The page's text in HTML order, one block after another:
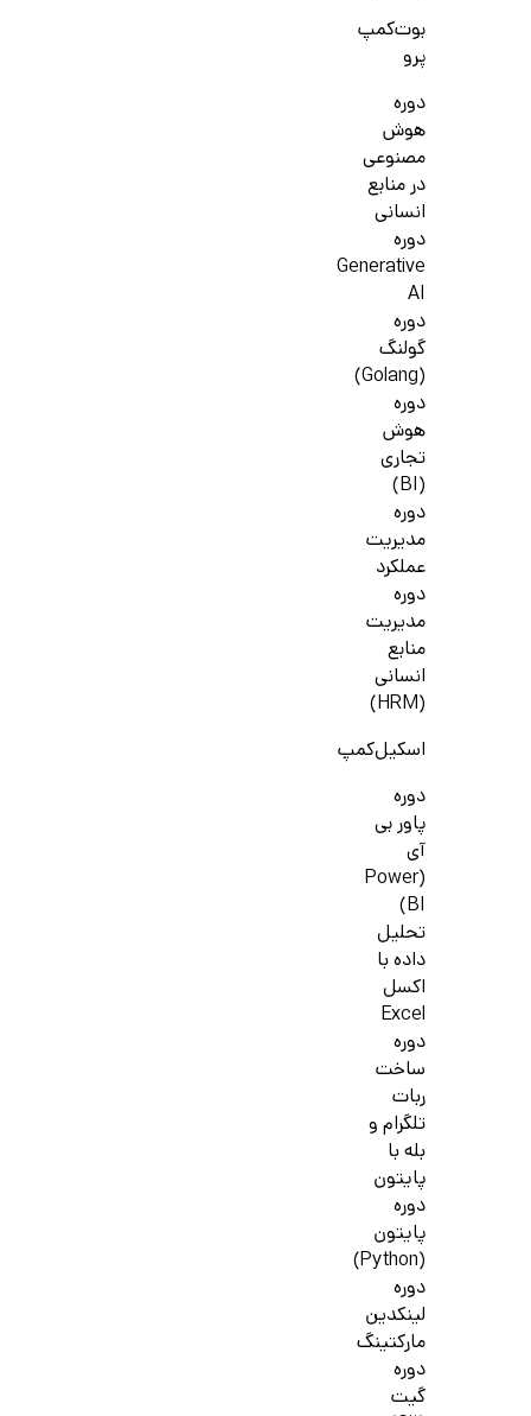
بوت‌کمپ
پرو
دوره
هوش
مصنوعی
در منابع
انسانی
دوره
Generative
AI
دوره
گولنگ
(Golang)
دوره
هوش
تجاری
(BI)
دوره
مدیریت
عملکرد
دوره
مدیریت
منابع
انسانی
(HRM)
اسکیل‌کمپ
دوره
پاور بی
آی
(Power
BI)
تحلیل
داده با
اکسل
Excel
دوره
ساخت
ربات
تلگرام و
بله با
پایتون
دوره
پایتون
(Python)
دوره
لینکدین
مارکتینگ
دوره
گیت